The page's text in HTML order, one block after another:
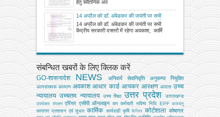
हेतु सवैतनिक अव
14 अप्रैल को डॉ. अंबेडकर की जयंती पर सभी
केंद्रीय सरकारी दफ्तरों में रहेगा अवकाश, कार्मिक
मंत्रालय ने जारी किया आदेश
14 अप्रैल को डॉ. अंबेडकर की जयंती पर सभी
केंद्रीय सरकारी दफ्तरों में रहेगा अवकाश, कार्मि
संबन्धित खबरों के लिए क्लिक करें
GO-शासनादेश NEWS अनिवार्य सेवानिवृत्ति अनुकम्पा नियुक्ति
अल्‍पसंख्‍यक कल्‍याण अवकाश आधार कार्ड आयकर आरक्षण आवास उच्च
न्यायालय उच्चतम न्यायालय उच्‍च शिक्षा उत्तर प्रदेश उत्तराखण्ड
उपभोक्‍ता संरक्षण एरियर एसीपी ऑनलाइन कर कर्मचारी भविष्य निधि EPF कामधेनु
कारागार प्रशासन एवं सुधार कार्मिक कार्यवाही कृषि कैरियर कोर्टशाला कोषागार